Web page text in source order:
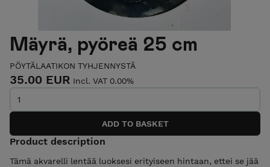
Mäyrä, pyöreä 25 cm
PÖYTÄLAATIKON TYHJENNYSTÄ
35.00 EUR Incl. VAT 0.00%
Product description
Tämä akvarelli lentää luoksesi erityiseen hintaan, ettei se jää